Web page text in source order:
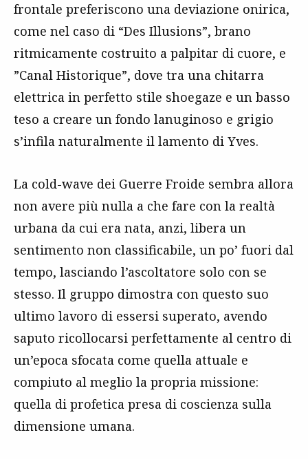
frontale preferiscono una deviazione onirica,
come nel caso di “Des Illusions”, brano
ritmicamente costruito a palpitar di cuore, e
”Canal Historique”, dove tra una chitarra
elettrica in perfetto stile shoegaze e un basso
teso a creare un fondo lanuginoso e grigio
s’infila naturalmente il lamento di Yves.
La cold-wave dei Guerre Froide sembra allora
non avere più nulla a che fare con la realtà
urbana da cui era nata, anzi, libera un
sentimento non classificabile, un po’ fuori dal
tempo, lasciando l’ascoltatore solo con se
stesso. Il gruppo dimostra con questo suo
ultimo lavoro di essersi superato, avendo
saputo ricollocarsi perfettamente al centro di
un’epoca sfocata come quella attuale e
compiuto al meglio la propria missione:
quella di profetica presa di coscienza sulla
dimensione umana.